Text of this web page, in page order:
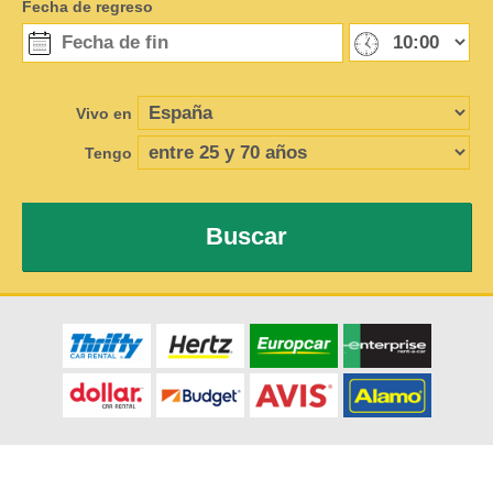
Fecha de regreso
Vivo en
Tengo
Buscar